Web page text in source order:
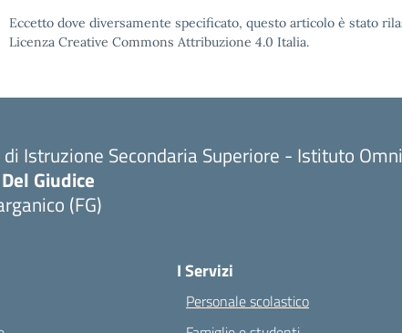
Eccetto dove diversamente specificato, questo articolo è stato
Licenza Creative Commons Attribuzione 4.0 Italia.
Istruzione Secondaria Superiore - Istituto
Giudice
(FG)
I Servizi
Personale scolastico